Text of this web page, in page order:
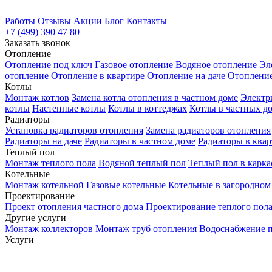
Работы Отзывы Акции Блог Контакты
+7 (499) 390 47 80
Заказать звонок
Отопление
Отопление под ключ Газовое отопление Водяное отопление
отопление Отопление в квартире Отопление на даче
Котлы
Монтаж котлов Замена котла отопления в частном доме
котлы Настенные котлы Котлы в коттеджах Котлы в частных
Радиаторы
Установка радиаторов отопления Замена радиаторов отопления
Радиаторы на даче Радиаторы в частном доме Радиаторы в
Теплый пол
Монтаж теплого пола Водяной теплый пол Теплый пол в
Котельные
Монтаж котельной Газовые котельные Котельные в
Проектирование
Проект отопления частного дома Проектирование теплого пола
Другие услуги
Монтаж коллекторов Монтаж труб отопления Водоснабжение
Услуги